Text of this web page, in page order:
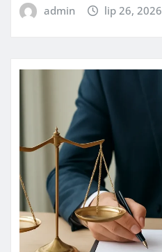
admin lip 26, 2026